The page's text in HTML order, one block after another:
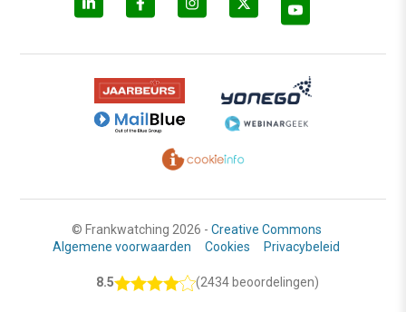
© Frankwatching 2026 - Creative Commons
Algemene voorwaarden
Cookies Privacybeleid
8.5 (2434 beoordelingen)